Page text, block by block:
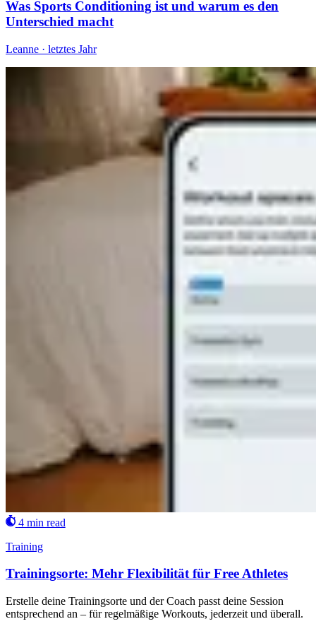
Was Sports Conditioning ist und warum es den
Unterschied macht
Leanne · letztes Jahr
4 min read
Training
Trainingsorte: Mehr Flexibilität für Free Athletes
Erstelle deine Trainingsorte und der Coach passt deine Session
entsprechend an – für regelmäßige Workouts, jederzeit und überall.